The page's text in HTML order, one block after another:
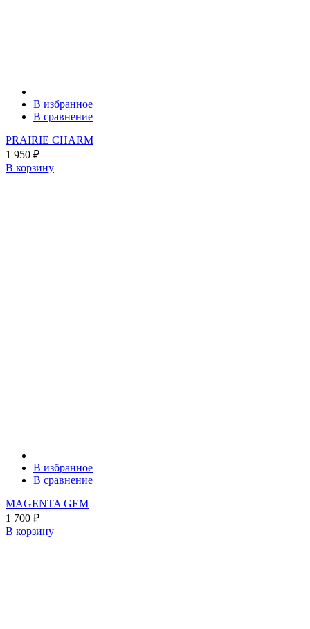
В избранное
В сравнение
PRAIRIE CHARM
1 950 ₽
В корзину
В избранное
В сравнение
MAGENTA GEM
1 700 ₽
В корзину